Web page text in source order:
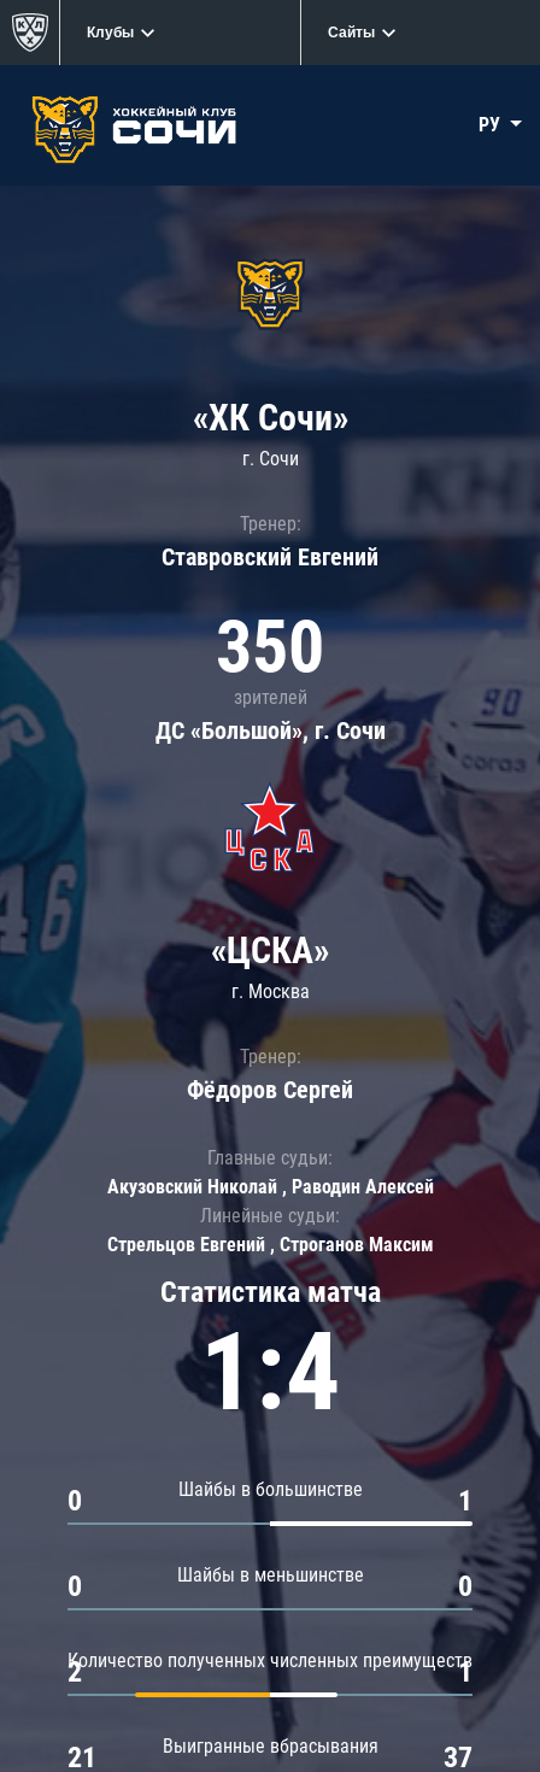
Клубы Сайты
РУ
«ХК Сочи»
г. Сочи
Тренер:
Ставровский Евгений
350
зрителей
ДС «Большой», г. Сочи
Статистика матча
1:4
Шайбы в большинстве
0 1
Шайбы в меньшинстве
0 0
Количество полученных численных преимуществ
2 1
Выигранные вбрасывания
21 37
«ЦСКА»
г. Москва
Тренер:
Фёдоров Сергей
Главные судьи:
Акузовский Николай , Раводин Алексей
Линейные судьи:
Стрельцов Евгений , Строганов Максим